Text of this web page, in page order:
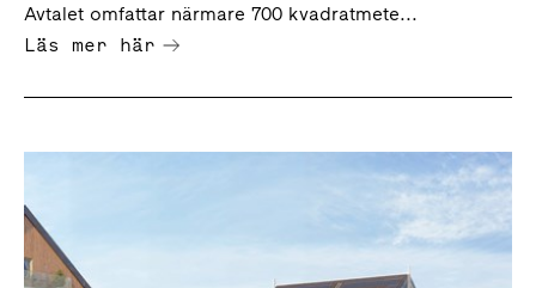
Avtalet omfattar närmare 700 kvadratmete...
Läs mer här